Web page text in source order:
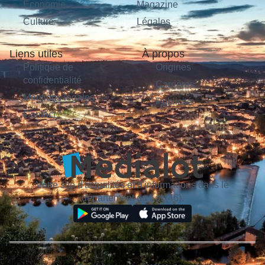
Économie
Culture
Magazine
Légales
Liens utiles
Politique de
confidentialité
Mentions légales
Contact
À propos
Origines
Carrières
Publicité
Votre site d'actualités et d'informations dans le
département du Lot (46).